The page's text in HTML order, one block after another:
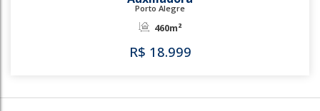
Auxiliadora